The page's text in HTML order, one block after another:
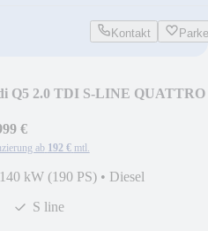
Kontakt
Q5 2.0 TDI S-LINE QUATTRO
€
ab 192 € mtl.
140 kW (190 PS) • Diesel
S line